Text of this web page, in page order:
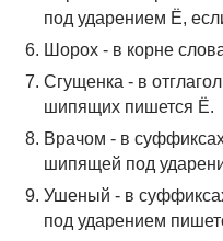
под ударением Ё,
Шорох - в корне
Сгущенка - в
шипящих пишется Ё.
Врачом - в
шипящей под
Ушеный - в
под ударением